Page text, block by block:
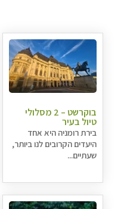
בוקרשט – 2 מסלולי
טיול בעיר
בירת רומניה היא אחד
היעדים הקרובים לנו ביותר,
שעתיים...